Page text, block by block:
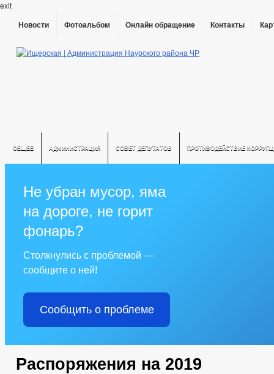
exit
Новости Фотоальбом Онлайн обращение Контакты
ОБЩЕЕ АДМИНИСТРАЦИЯ СОВЕТ ДЕПУТАТОВ ПРОТИВОДЕЙСТВИЕ
Не убран мусор, яма
на дороге, не горит
фонарь?
Столкнулись с проблемой —
сообщите о ней!
Сообщить о проблеме
Распоряжения на 2019